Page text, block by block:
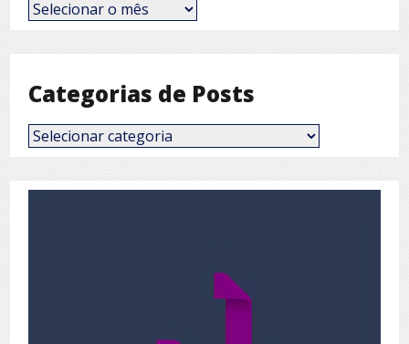
Posts
por
Categorias de Posts
Categorias
de